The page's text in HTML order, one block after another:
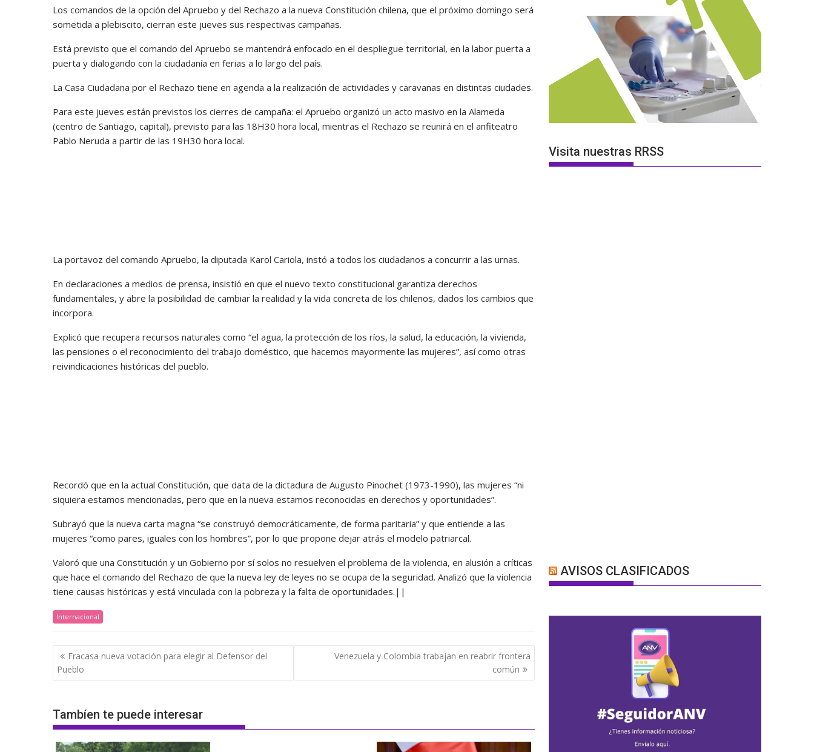
Los comandos de la opción del Apruebo y del Rechazo a la nueva Constitución chilena, que el próximo domingo será
sometida a plebiscito, cierran este jueves sus respectivas campañas.
Está previsto que el comando del Apruebo se mantendrá enfocado en el despliegue territorial, en la labor puerta a
puerta y dialogando con la ciudadanía en ferias a lo largo del país.
La Casa Ciudadana por el Rechazo tiene en agenda a la realización de actividades y caravanas en distintas ciudades.
Para este jueves están previstos los cierres de campaña: el Apruebo organizó un acto masivo en la Alameda
(centro de Santiago, capital), previsto para las 18H30 hora local, mientras el Rechazo se reunirá en el anfiteatro
Pablo Neruda a partir de las 19H30 hora local.
La portavoz del comando Apruebo, la diputada Karol Cariola, instó a todos los ciudadanos a concurrir a las urnas.
En declaraciones a medios de prensa, insistió en que el nuevo texto constitucional garantiza derechos
fundamentales, y abre la posibilidad de cambiar la realidad y la vida concreta de los chilenos, dados los cambios que
incorpora.
Explicó que recupera recursos naturales como “el agua, la protección de los ríos, la salud, la educación, la vivienda,
las pensiones o el reconocimiento del trabajo doméstico, que hacemos mayormente las mujeres”, así como otras
reivindicaciones históricas del pueblo.
Recordó que en la actual Constitución, que data de la dictadura de Augusto Pinochet (1973-1990), las mujeres “ni
siquiera estamos mencionadas, pero que en la nueva estamos reconocidas en derechos y oportunidades”.
Subrayó que la nueva carta magna “se construyó democráticamente, de forma paritaria” y que entiende a las
mujeres “como pares, iguales con los hombres”, por lo que propone dejar atrás el modelo patriarcal.
Valoró que una Constitución y un Gobierno por sí solos no resuelven el problema de la violencia, en alusión a críticas
que hace el comando del Rechazo de que la nueva ley de leyes no se ocupa de la seguridad. Analizó que la violencia
tiene causas históricas y está vinculada con la pobreza y la falta de oportunidades.||
Internacional
Navegación
de
entradas
Fracasa nueva votación para elegir al Defensor del
Pueblo
Venezuela y Colombia trabajan en reabrir frontera
común
Tambíen te puede interesar
Visita nuestras RRSS
AVISOS CLASIFICADOS